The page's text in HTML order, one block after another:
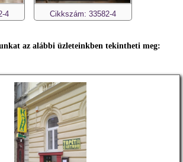
4 Cikkszám: 33582-4
az alábbi üzleteinkben tekintheti meg: